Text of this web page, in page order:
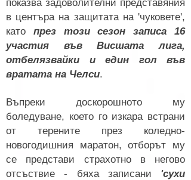
показва задоволителни представяния
в центъра на защитата на 'чуковете',
като през този сезон записа 16
участия във Висшата лига,
отбелязвайки и един гол във
вратата на Челси.
Въпреки доскорошното му
боледуване, което го изкара встрани
от терените през коледно-
новогодишния маратон, отборът му
се представи страхотно в негово
отсъствие - бяха записани 'сухи